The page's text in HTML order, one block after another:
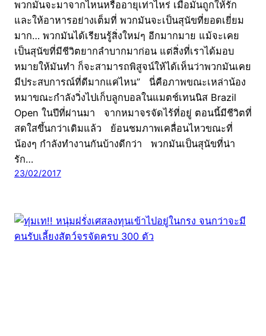
พวกมันจะมาจากไหนหรืออายุเท่าไหร่ เมื่อมันถูกให้รัก
และให้อาหารอย่างเต็มที่ พวกมันจะเป็นสุนัขที่ยอดเยี่ยม
มาก… พวกมันได้เรียนรู้สิ่งใหม่ๆ อีกมากมาย แม้จะเคย
เป็นสุนัขที่มีชีวิตยากลำบากมาก่อน แต่สิ่งที่เราได้มอบ
หมายให้มันทำ ก็จะสามารถพิสูจน์ให้ได้เห็นว่าพวกมันเคย
มีประสบการณ์ที่ดีมากแค่ไหน” นี่คือภาพขณะเหล่าน้อง
หมาขณะกำลังวิ่งไปเก็บลูกบอลในแมตช์เทนนิส Brazil
Open ในปีที่ผ่านมา จากหมาจรจัดไร้ที่อยู่ ตอนนี้มีชีวิตที่
สดใสขึ้นกว่าเดิมแล้ว ย้อนชมภาพเคลื่อนไหวขณะที่
น้องๆ กำลังทำงานกันบ้างดีกว่า พวกมันเป็นสุนัขที่น่า
รัก…
23/02/2017